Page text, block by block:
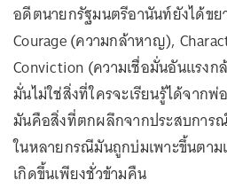
อดีตนายกรัฐมนตรีอานันท์ยังได้ข
Courage (ความกล้าหาญ),
Conviction (ความเชื่อมั่นอันแรงก
มั่นไม่ใช่สิ่งที่ใครจะเรียนรู้ได้จาก
มันคือสิ่งที่ตกผลึกจากประสบการ
ในหลายกรณีมันถูกบ่มเพาะขึ้นตาม
เกิดขึ้นเพียงชั่วข้ามคืน